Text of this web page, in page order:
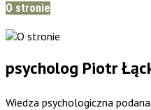
O stronie
psycholog Piotr
Wiedza psychologiczna